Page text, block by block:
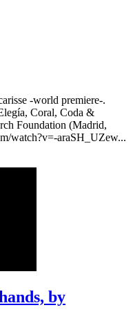
-world premiere-.
Coral, Coda &
Foundation (Madrid,
watch?v=-araSH_UZew...
by